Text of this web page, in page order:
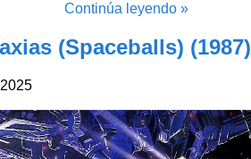
Continúa leyendo »
(Spaceballs) (1987)
2025